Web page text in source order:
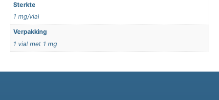
Sterkte
1 mg/vial
Verpakking
1 vial met 1 mg